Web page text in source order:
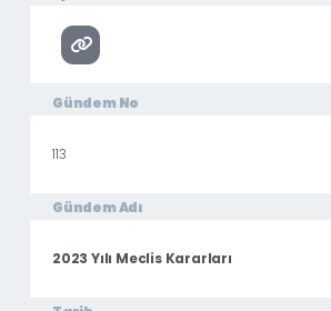
Gündem No
113
Gündem Adı
2023 Yılı Meclis Kararları